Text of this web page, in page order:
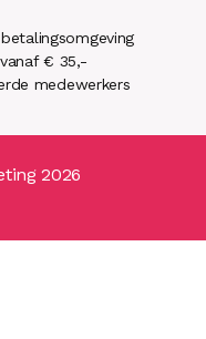
€ 35,-
medewerkers
2026